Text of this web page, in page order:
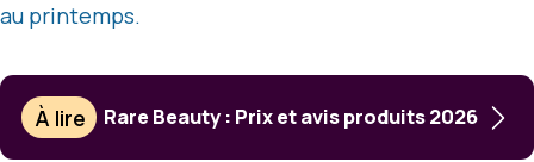
au printemps.
À lire Rare Beauty : Prix et avis produits 2026